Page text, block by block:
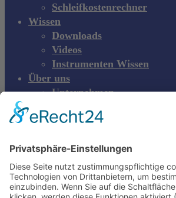
Schleifkostenrechner
Wissen
Downloads
Videos
Instrumenten Wissen
Über uns
Unternehmen
Kontakt
DE
DE
EN